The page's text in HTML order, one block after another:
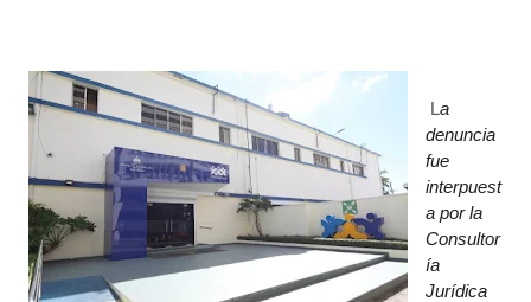
La
denuncia
fue
interpuest
a por la
Consultor
ía
Jurídica